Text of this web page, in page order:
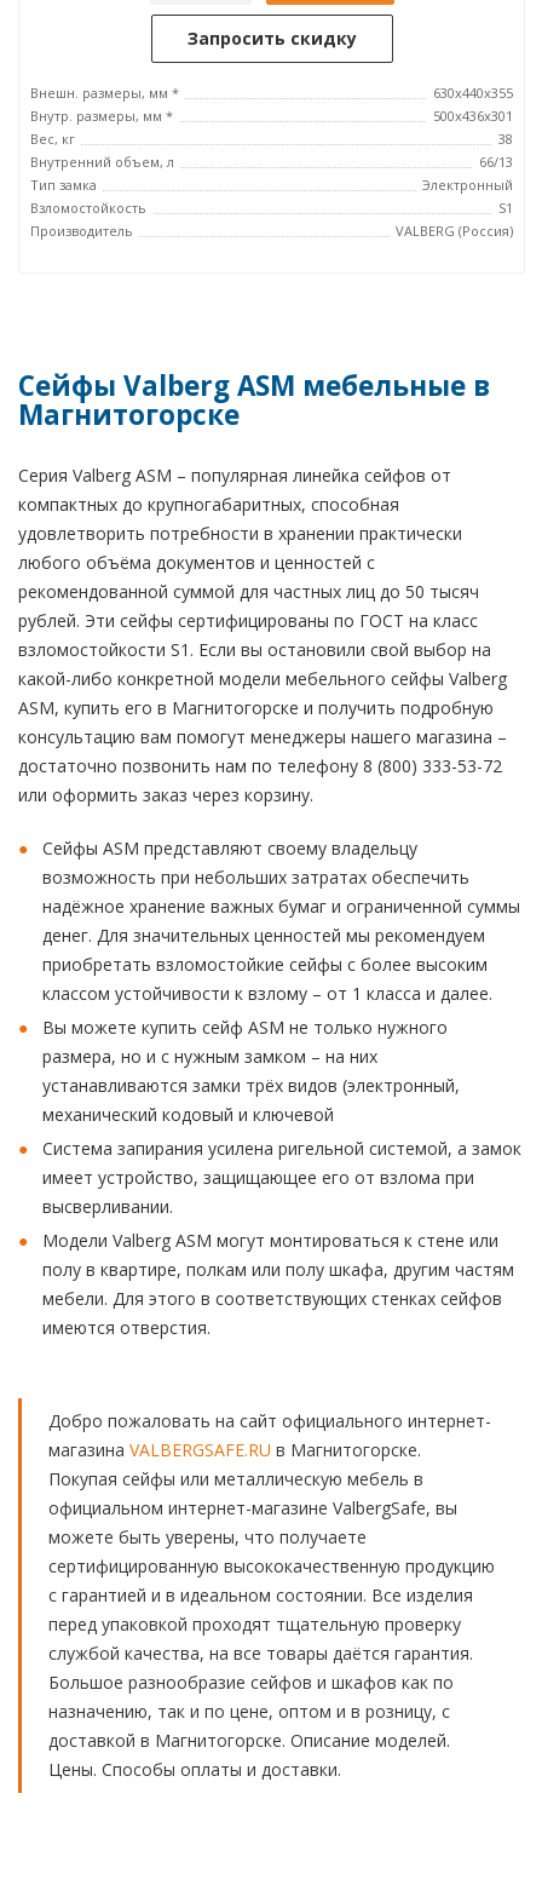
Запросить скидку
Внешн. размеры, мм *
630x440x355
Внутр. размеры, мм *
500х436х301
Вес, кг
38
Внутренний объем, л
66/13
Тип замка
Электронный
Взломостойкость
S1
Производитель
VALBERG (Россия)
Сейфы Valberg ASM мебельные в
Магнитогорске
Серия Valberg ASM – популярная линейка сейфов от
компактных до крупногабаритных, способная
удовлетворить потребности в хранении практически
любого объёма документов и ценностей с
рекомендованной суммой для частных лиц до 50 тысяч
рублей. Эти сейфы сертифицированы по ГОСТ на класс
взломостойкости S1. Если вы остановили свой выбор на
какой-либо конкретной модели мебельного сейфы Valberg
ASM, купить его в Магнитогорске и получить подробную
консультацию вам помогут менеджеры нашего магазина –
достаточно позвонить нам по телефону 8 (800) 333-53-72
или оформить заказ через корзину.
Сейфы ASM представляют своему владельцу
возможность при небольших затратах обеспечить
надёжное хранение важных бумаг и ограниченной суммы
денег. Для значительных ценностей мы рекомендуем
приобретать взломостойкие сейфы с более высоким
классом устойчивости к взлому – от 1 класса и далее.
Вы можете купить сейф ASM не только нужного
размера, но и с нужным замком – на них
устанавливаются замки трёх видов (электронный,
механический кодовый и ключевой
Система запирания усилена ригельной системой, а замок
имеет устройство, защищающее его от взлома при
высверливании.
Модели Valberg ASM могут монтироваться к стене или
полу в квартире, полкам или полу шкафа, другим частям
мебели. Для этого в соответствующих стенках сейфов
имеются отверстия.
Добро пожаловать на сайт официального интернет-
магазина VALBERGSAFE.RU в Магнитогорске.
Покупая сейфы или металлическую мебель в
официальном интернет-магазине ValbergSafe, вы
можете быть уверены, что получаете
сертифицированную высококачественную продукцию
с гарантией и в идеальном состоянии. Все изделия
перед упаковкой проходят тщательную проверку
службой качества, на все товары даётся гарантия.
Большое разнообразие сейфов и шкафов как по
назначению, так и по цене, оптом и в розницу, с
доставкой в Магнитогорске. Описание моделей.
Цены. Способы оплаты и доставки.